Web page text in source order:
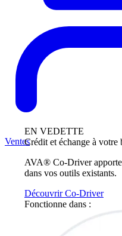
EN VEDETTE
Crédit et échange à votre
AVA® Co-Driver apporte
dans vos outils existants.
Découvrir Co-Driver
Fonctionne dans :
Ventes